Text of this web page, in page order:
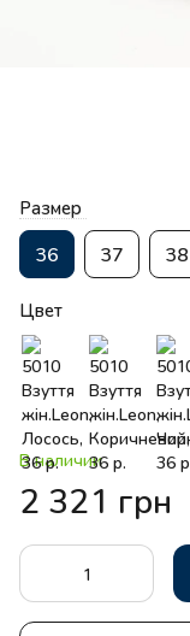
Размер
36 37 38
Цвет
В наличии
2 321 грн